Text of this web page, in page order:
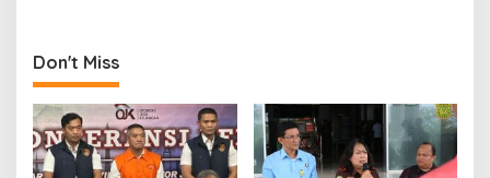
Don't Miss